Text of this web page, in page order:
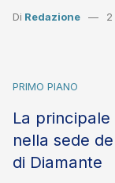
Di Redazione
PRIMO PIANO
La
nella sede
di Diamante